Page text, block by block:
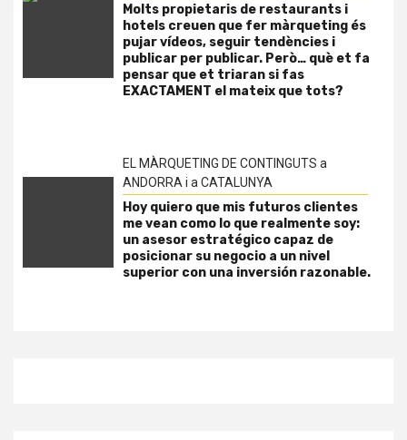
Molts propietaris de restaurants i
hotels creuen que fer màrqueting és
pujar vídeos, seguir tendències i
publicar per publicar. Però… què et fa
pensar que et triaran si fas
EXACTAMENT el mateix que tots?
EL MÀRQUETING DE CONTINGUTS a
ANDORRA i a CATALUNYA
Hoy quiero que mis futuros clientes
me vean como lo que realmente soy:
un asesor estratégico capaz de
posicionar su negocio a un nivel
superior con una inversión razonable.